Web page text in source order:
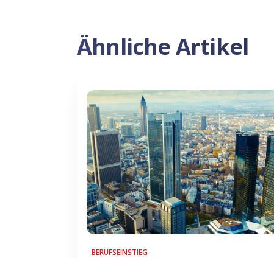
Ähnliche Artikel
BERUFSEINSTIEG